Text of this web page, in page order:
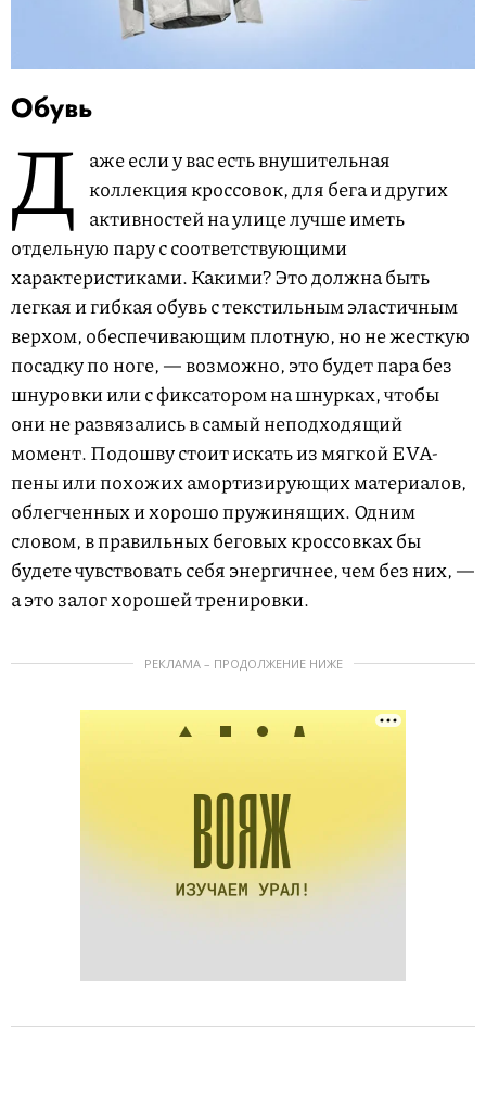
Обувь
Д аже если у вас есть внушительная
коллекция кроссовок, для бега и других
активностей на улице лучше иметь
отдельную пару с соответствующими
характеристиками. Какими? Это должна быть
легкая и гибкая обувь с текстильным эластичным
верхом, обеспечивающим плотную, но не жесткую
посадку по ноге, — возможно, это будет пара без
шнуровки или с фиксатором на шнурках, чтобы
они не развязались в самый неподходящий
момент. Подошву стоит искать из мягкой EVA-
пены или похожих амортизирующих материалов,
облегченных и хорошо пружинящих. Одним
словом, в правильных беговых кроссовках бы
будете чувствовать себя энергичнее, чем без них, —
а это залог хорошей тренировки.
РЕКЛАМА – ПРОДОЛЖЕНИЕ НИЖЕ